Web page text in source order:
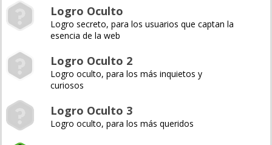
Logro Oculto
Logro secreto, para los usuarios que captan la
esencia de la web
Logro Oculto 2
Logro oculto, para los más inquietos y
curiosos
Logro Oculto 3
Logro oculto, para los más queridos